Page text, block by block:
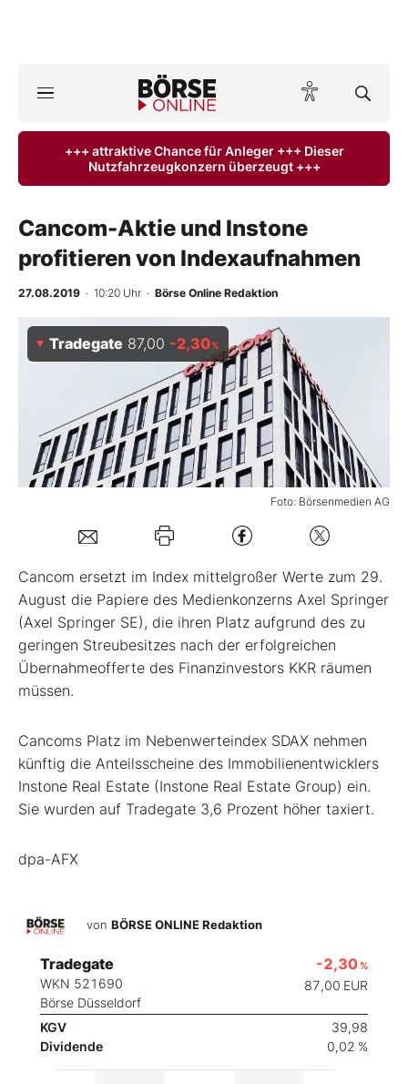
ktuelle Ausgabe BÖRSE ONLINE lesen
Finanz-Check
BO-Musterdepots
Mein B:O
Kontakt
+++ attraktive Chance für Anleger +++ Dieser
Nutzfahrzeugkonzern überzeugt +++
Cancom-Aktie und Instone
profitieren von Indexaufnahmen
27.08.2019 · 10:20 Uhr · Börse Online Redaktion
Foto: Börsenmedien AG
Tradegate 87,00 -2,30%
Cancom ersetzt im Index mittelgroßer Werte zum 29.
August die Papiere des Medienkonzerns Axel Springer
(Axel Springer SE), die ihren Platz aufgrund des zu
geringen Streubesitzes nach der erfolgreichen
Übernahmeofferte des Finanzinvestors KKR räumen
müssen.
Cancoms Platz im Nebenwerteindex SDAX nehmen
künftig die Anteilsscheine des Immobilienentwicklers
Instone Real Estate (Instone Real Estate Group) ein.
Sie wurden auf Tradegate 3,6 Prozent höher taxiert.
dpa-AFX
von BÖRSE ONLINE Redaktion
Tradegate
WKN 521690
Börse Düsseldorf
-2,30 %
87,00 EUR
KGV
39,98
Dividende
0,02 %